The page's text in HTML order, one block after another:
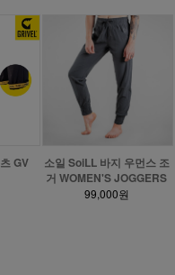
GV
소일 SoiLL 바지 우먼스 조
거 WOMEN'S JOGGERS
99,000원